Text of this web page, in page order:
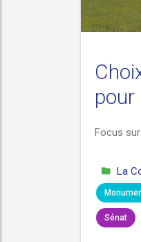
Focus
La
Sénat